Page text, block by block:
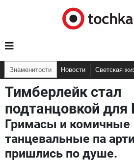
Знаменитости Новости Светская
Тимберлейк стал
подтанцовкой для
Гримасы и комичные
танцевальные па
пришлись по душе.